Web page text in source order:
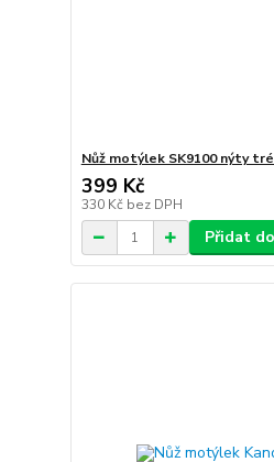
Nůž motýlek SK9100 nýty
399 Kč
330 Kč bez DPH
Přidat